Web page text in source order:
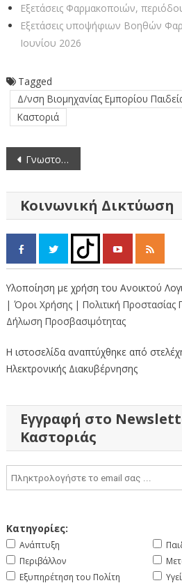
Εξετάσεις Φαρμακοποιών,
Εξετάσεις υποψήφιων Βοηθών
Ιουνίου 2026
Tagged
Δ/νση Βιομηχανίας Εμπορίου
Καστοριά
Πλοήγηση
Γνωστοποίηση Λειτουργίας βιοτεχνίας ζαχαροπλαστικής «ΑΦΟΙ Π. ΠΑΠΑΝΔΡΕΟΥ Ο.Β.Ε.» (αρ. γνωστ. 1254941.002)
Κοινωνική Δικτύωση
Υλοποίηση με χρήση του Ανοικτού
| Όροι Χρήσης | Πολιτική
Δήλωση Προσβασιμότητας
Η ιστοσελίδα αναπτύχθηκε από
Ηλεκτρονικής Διακυβέρνησης
Εγγραφή στο
Καστοριάς
Κατηγορίες:
Ανάπτυξη
Περιβάλλον
Εξυπηρέτηση του Πολίτη